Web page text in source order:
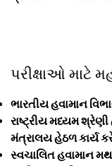
પરીક્ષાઓ માટે
ભારતીય હવામાન
રાષ્ટ્રીય મધ્યમ શ્રેણી
મંત્રાલય હેઠળ કાર્ય
સ્વચાલિત હવામાન